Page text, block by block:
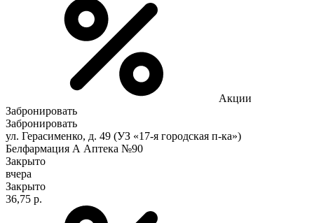
Акции
Забронировать
Забронировать
ул. Герасименко, д. 49 (УЗ «17-я городская п-ка»)
Белфармация А Аптека №90
Закрыто
вчера
Закрыто
36,75 р.